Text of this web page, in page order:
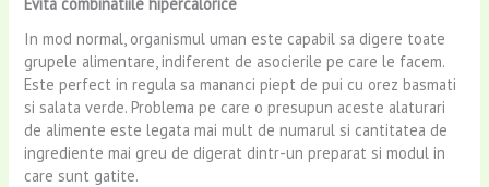
Evita combinatiile hipercalorice
In mod normal, organismul uman este capabil sa digere toate
grupele alimentare, indiferent de asocierile pe care le facem.
Este perfect in regula sa mananci piept de pui cu orez basmati
si salata verde. Problema pe care o presupun aceste alaturari
de alimente este legata mai mult de numarul si cantitatea de
ingrediente mai greu de digerat dintr-un preparat si modul in
care sunt gatite.